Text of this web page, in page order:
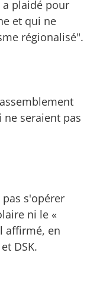
a plaidé pour
et qui ne
régionalisé".
seraient pas
s'opérer
ni le «
affirmé, en
DSK.